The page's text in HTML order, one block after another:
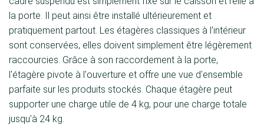
la porte. Il peut ainsi être installé ultérieurement et
pratiquement partout. Les étagères classiques à l'intérieur
sont conservées, elles doivent simplement être légèrement
raccourcies. Grâce à son raccordement à la porte,
l'étagère pivote à l'ouverture et offre une vue d'ensemble
parfaite sur les produits stockés. Chaque étagère peut
supporter une charge utile de 4 kg, pour une charge totale
jusqu'à 24 kg.